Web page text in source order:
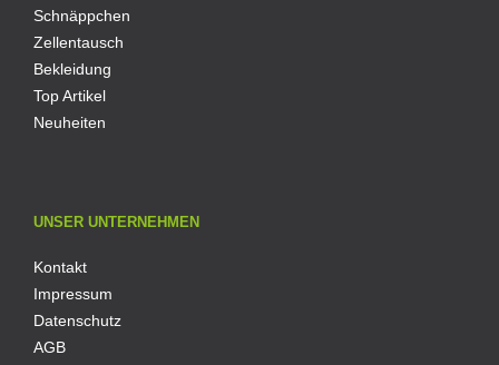
Schnäppchen
Zellentausch
Bekleidung
Top Artikel
Neuheiten
UNSER UNTERNEHMEN
Kontakt
Impressum
Datenschutz
AGB